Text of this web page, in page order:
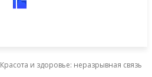
Красота и здоровье: неразрывная связь